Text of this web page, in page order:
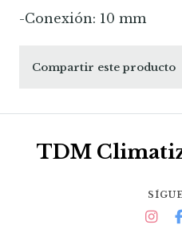
-Conexión: 10 mm
Compartir este producto
TDM